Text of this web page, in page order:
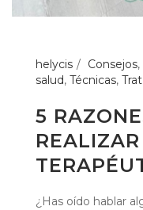
helycis Consejos,
salud, Técnicas,
5
¿Has oído hablar